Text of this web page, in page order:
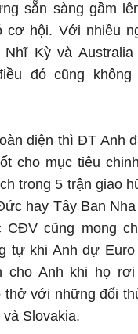
sẵn sàng gầm
cơ hội. Với nhiều
Kỳ và Australia
đó cũng không
diện thì ĐT Anh
cho mục tiêu
trong 5 trận giao
hay Tây Ban
CĐV cũng mong
tự khi Anh dự
cho Anh khi họ
thở với những đối
Slovakia.